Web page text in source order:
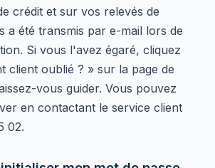
crédit et sur vos relevés de
a été transmis par e-mail lors de
Si vous l'avez égaré, cliquez
client oublié ? » sur la page de
vous guider. Vous pouvez
en contactant le service client
02.